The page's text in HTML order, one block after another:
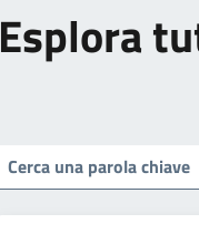
Esplora